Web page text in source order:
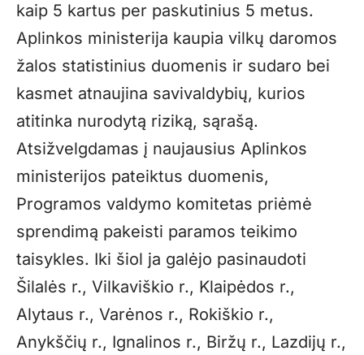
kaip 5 kartus per paskutinius 5 metus.
Aplinkos ministerija kaupia vilkų daromos
žalos statistinius duomenis ir sudaro bei
kasmet atnaujina savivaldybių, kurios
atitinka nurodytą riziką, sąrašą.
Atsižvelgdamas į naujausius Aplinkos
ministerijos pateiktus duomenis,
Programos valdymo komitetas priėmė
sprendimą pakeisti paramos teikimo
taisykles. Iki šiol ja galėjo pasinaudoti
Šilalės r., Vilkaviškio r., Klaipėdos r.,
Alytaus r., Varėnos r., Rokiškio r.,
Anykščių r., Ignalinos r., Biržų r., Lazdijų r.,